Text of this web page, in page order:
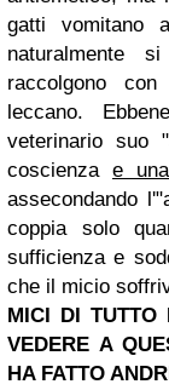
gatti vomitano
naturalmente
raccolgono
leccano.
veterinario suo
coscienza e
assecondando
coppia solo
sufficienza e
che il micio
MICI DI TUTTO
VEDERE A
HA FATTO